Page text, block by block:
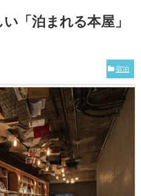
「泊まれる本屋」
宿泊